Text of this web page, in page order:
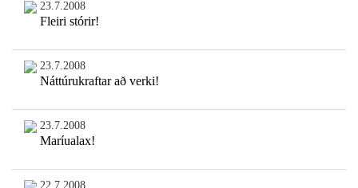
23.7.2008
Fleiri stórir!
23.7.2008
Náttúrukraftar að verki!
23.7.2008
Maríualax!
22.7.2008